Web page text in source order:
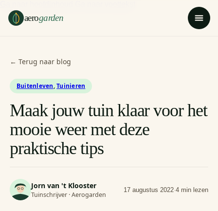
aerogarden
← Terug naar blog
Buitenleven,Tuinieren
Maak jouw tuin klaar voor het
mooie weer met deze
praktische tips
Jorn van 't Klooster
Tuinschrijver · Aerogarden
17 augustus 2022·4 min lezen